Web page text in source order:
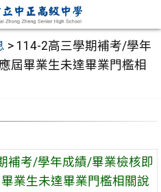
> 114-2高三學期補考/學年
屆畢業生未達畢業門檻相
補考/學年成績/畢業檢核即
業生未達畢業門檻相關說